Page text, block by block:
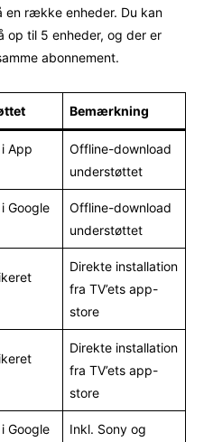
række enheder. Du kan
op til 5 enheder, og der er
abonnement.
Bemærkning
App
Offline-download
understøttet
Google
Offline-download
understøttet
Direkte installation
fra TV’ets app-
store
Direkte installation
fra TV’ets app-
store
Google
Inkl. Sony og